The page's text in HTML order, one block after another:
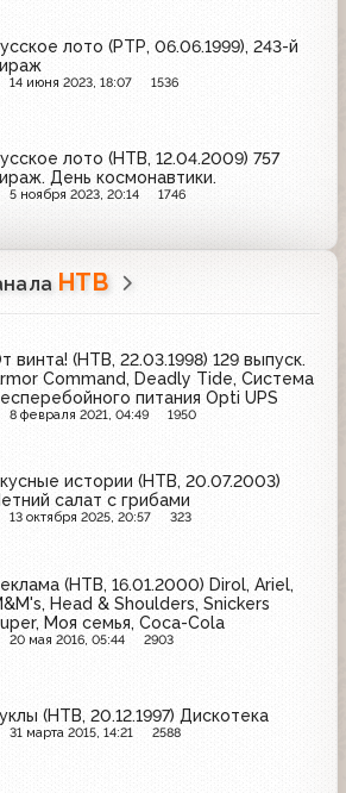
лото (РТР, 06.06.1999), 243-й
14 июня 2023, 18:07 1536
лото (НТВ, 12.04.2009) 757
День космонавтики.
5 ноября 2023, 20:14 1746
НТВ
винта! (НТВ, 22.03.1998) 129 выпуск.
Command, Deadly Tide, Система
питания Opti UPS
8 февраля 2021, 04:49 1950
истории (НТВ, 20.07.2003)
салат с грибами
13 октября 2025, 20:57 323
(НТВ, 16.01.2000) Dirol, Ariel,
Head & Shoulders, Snickers
Моя семья, Coca-Cola
20 мая 2016, 05:44 2903
(НТВ, 20.12.1997) Дискотека
31 марта 2015, 14:21 2588